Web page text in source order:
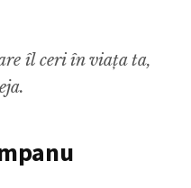
îl ceri în viața ta,